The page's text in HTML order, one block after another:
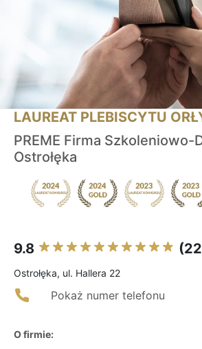
LAUREAT PLEBISCYTU
PREME Firma Szkoleniowo-
Ostrołęka
9.8
Ostrołęka, ul. Hallera 22
Pokaż numer telefonu
O firmie: